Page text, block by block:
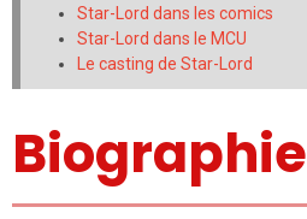
Star-Lord dans les comics
Star-Lord dans le MCU
Le casting de Star-Lord
Biographie